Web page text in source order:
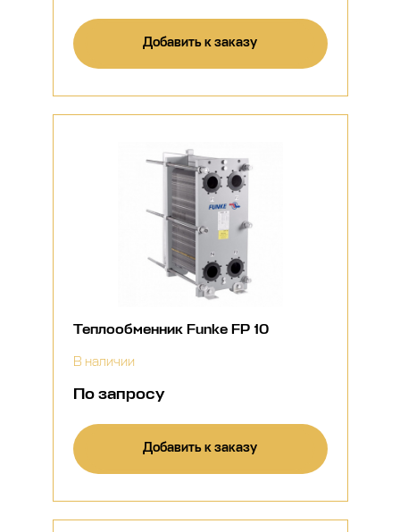
Добавить к заказу
Теплообменник Funke FP 10
В наличии
По запросу
Добавить к заказу